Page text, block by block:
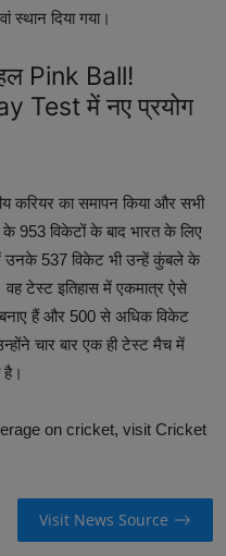
स्थान दिया गया।
Pink Ball!
Test में नए प्रयोग
करियर का समापन किया और सभी
953 विकेटों के बाद भारत के लिए
537 विकेट भी उन्हें कुंबले के
टेस्ट इतिहास में एकमात्र ऐसे
हैं और 500 से अधिक विकेट
चार बार एक ही टेस्ट मैच में
है।
on cricket, visit Cricket
Visit News Source